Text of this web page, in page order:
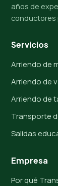
años de
conductores
Servicios
Arriendo de
Arriendo de
Arriendo de
Transporte
Salidas
Empresa
Por qué